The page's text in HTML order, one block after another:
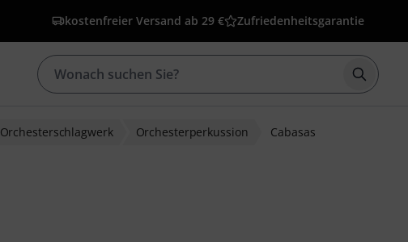
kostenfreier Versand ab 29 € Zufriedenheitsgarantie
Suche
Orchesterschlagwerk Orchesterperkussion Cabasas